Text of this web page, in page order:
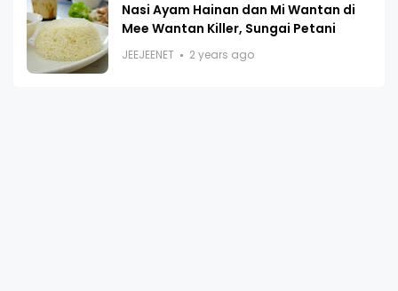
Nasi Ayam Hainan dan Mi Wantan di
Mee Wantan Killer, Sungai Petani
JEEJEENET 2 years ago